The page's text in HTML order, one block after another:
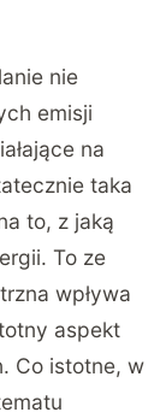
nie
emisji
na
taka
to, z jaką
To ze
wpływa
aspekt
Co istotne, w